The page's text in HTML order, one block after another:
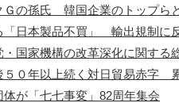
Ｇの孫氏 韓国企業のトップら
「日本製品不買」 輸出規制に
・国家機構の改革深化に関する
５０年以上続く対日貿易赤字
体が「七七事変」82周年集会